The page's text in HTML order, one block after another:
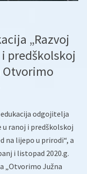
„Razvoj
predškolskoj
Otvorimo
odgojitelja
u ranoj i predškolskoj
na lijepo u prirodi“, a
i listopad 2020.g.
„Otvorimo Južna